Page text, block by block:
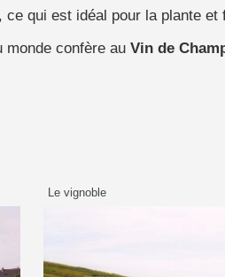
qui est idéal pour la plante
monde confère au Vin de
Le vignoble